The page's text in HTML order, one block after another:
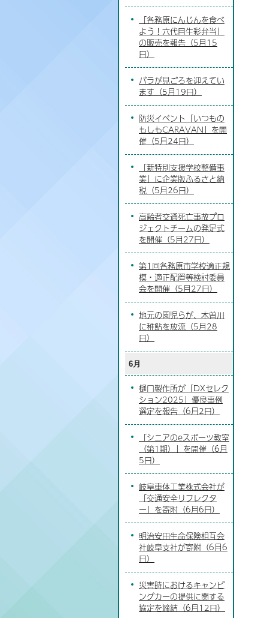
「各務原にんじんを食べ
よう！六代目生彩弁当」
の販売を報告（5月15
日）
バラが見ごろを迎えてい
ます（5月19日）
防災イベント「いつもの
もしもCARAVAN」を開
催（5月24日）
「新特別支援学校整備事
業」に企業版ふるさと納
税（5月26日）
高齢者交通死亡事故プロ
ジェクトチームの発足式
を開催（5月27日）
第1回各務原市学校適正規
模・適正配置等検討委員
会を開催（5月27日）
地元の園児らが、木曽川
に稚鮎を放流（5月28
日）
6月
樋口製作所が「DXセレク
ション2025」優良事例
選定を報告（6月2日）
「シニアのeスポーツ教室
（第1期）」を開催（6月
5日）
岐阜車体工業株式会社が
「交通安全リフレクタ
ー」を寄附（6月6日）
明治安田生命保険相互会
社岐阜支社が寄附（6月6
日）
災害時におけるキャンピ
ングカーの提供に関する
協定を締結（6月12日）